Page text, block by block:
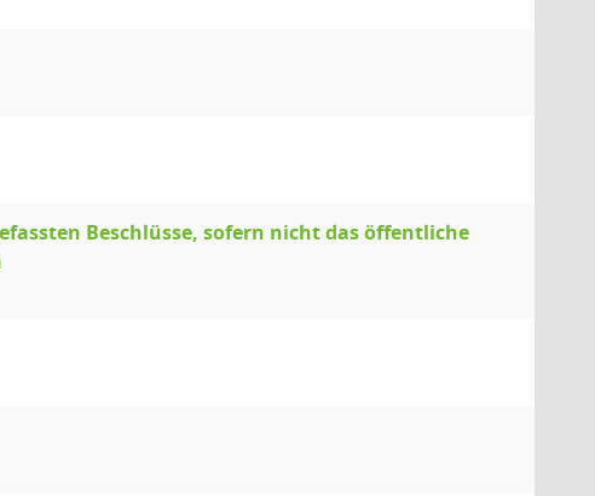
Beschlüsse, sofern nicht das öffentliche